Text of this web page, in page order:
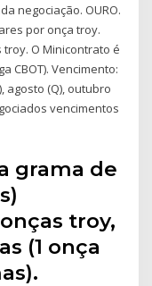
negociação. OURO.
por onça troy.
O Minicontrato é
CBOT). Vencimento:
agosto (Q), outubro
vencimentos
grama de
troy,
(1 onça